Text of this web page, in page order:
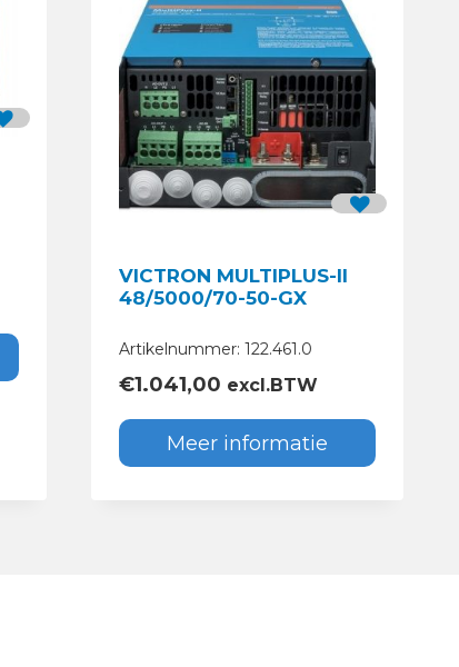
VICTRON MULTIPLUS-II
48/5000/70-50-GX
Artikelnummer: 122.461.0
€1.041,00 excl.BTW
Meer informatie